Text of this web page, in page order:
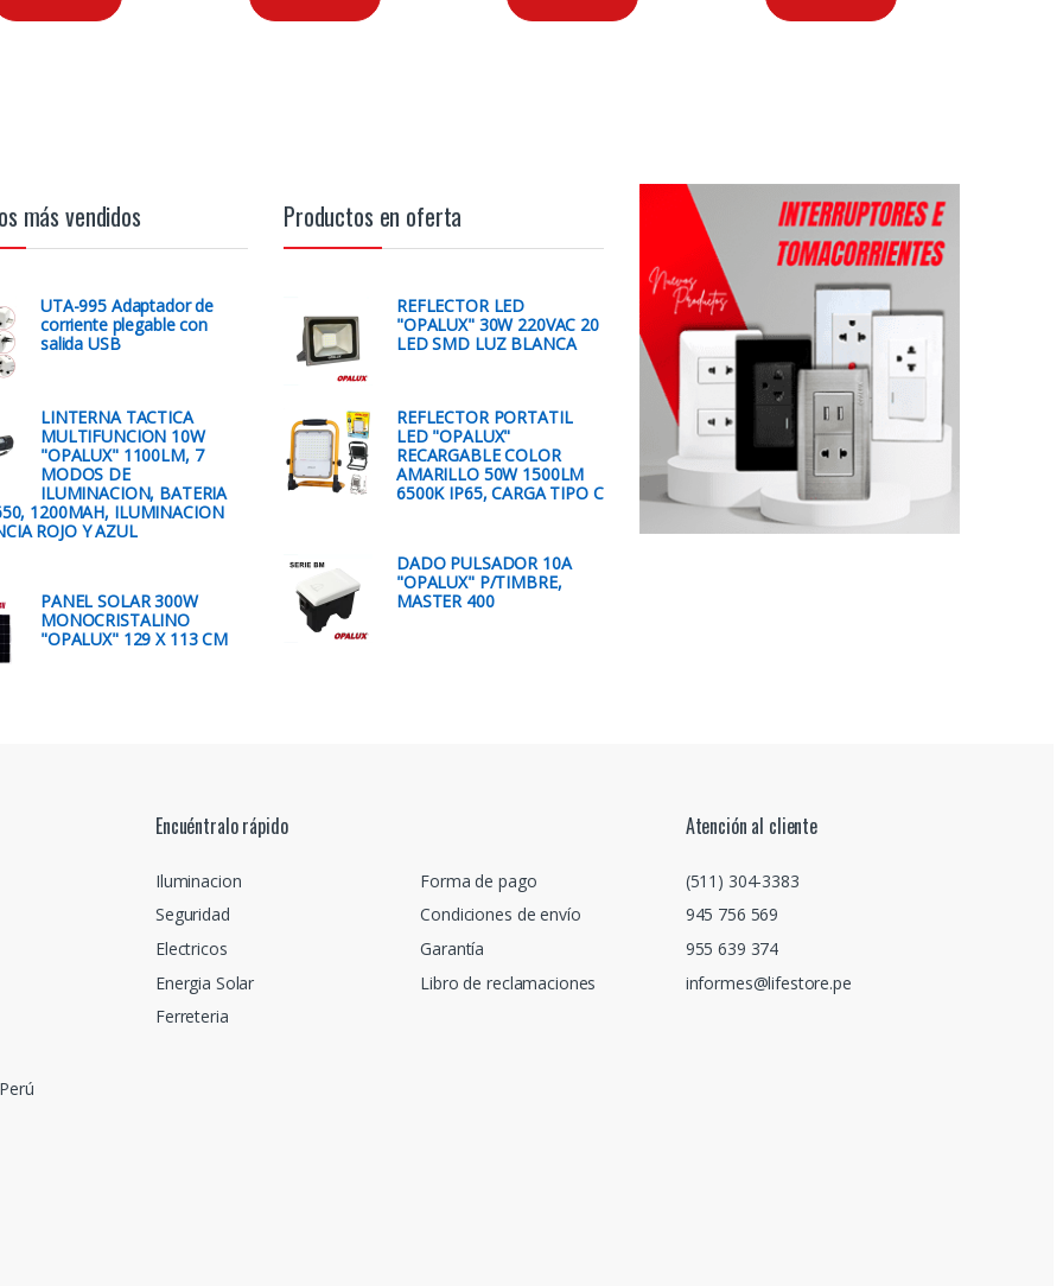
más vendidos
UTA-995 Adaptador de
corriente plegable con
salida USB
LINTERNA TACTICA
MULTIFUNCION 10W
"OPALUX" 1100LM, 7
MODOS DE
ILUMINACION, BATERIA
1200MAH, ILUMINACION
ROJO Y AZUL
PANEL SOLAR 300W
MONOCRISTALINO
"OPALUX" 129 X 113 CM
Productos en oferta
REFLECTOR LED
"OPALUX" 30W 220VAC 20
LED SMD LUZ BLANCA
REFLECTOR PORTATIL
LED "OPALUX"
RECARGABLE COLOR
AMARILLO 50W 1500LM
6500K IP65, CARGA TIPO C
DADO PULSADOR 10A
"OPALUX" P/TIMBRE,
MASTER 400
Encuéntralo rápido
Iluminacion
Seguridad
Electricos
Energia Solar
Ferreteria
Forma de pago
Condiciones de envío
Garantía
Libro de reclamaciones
Atención al cliente
(511) 304-3383
945 756 569
955 639 374
informes@lifestore.pe